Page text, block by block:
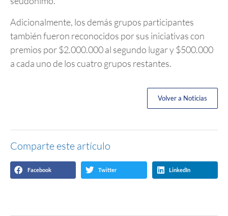
Adicionalmente, los demás grupos participantes
también fueron reconocidos por sus iniciativas con
premios por $2.000.000 al segundo lugar y $500.000
a cada uno de los cuatro grupos restantes.
Volver a Noticias
Comparte este artículo
Facebook Twitter LinkedIn